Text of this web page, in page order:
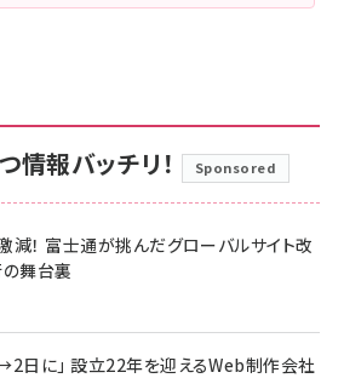
報バッチリ！ Sponsored
！ 富士通が挑んだグローバルサイト改
舞台裏
日に」 設立22年を迎えるWeb制作会社